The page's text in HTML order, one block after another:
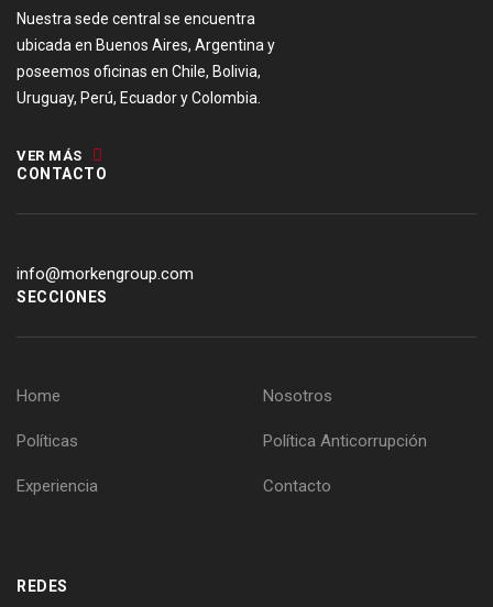
Nuestra sede central se encuentra
ubicada en Buenos Aires, Argentina y
poseemos oficinas en Chile, Bolivia,
Uruguay, Perú, Ecuador y Colombia.
VER MÁS
CONTACTO
info@morkengroup.com
SECCIONES
Home Nosotros
Políticas Política Anticorrupción
Experiencia Contacto
REDES